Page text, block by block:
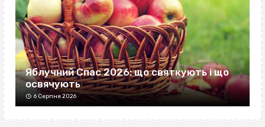
Яблучний Спас 2026: що святкують і що
освячують
6 Серпня 2026